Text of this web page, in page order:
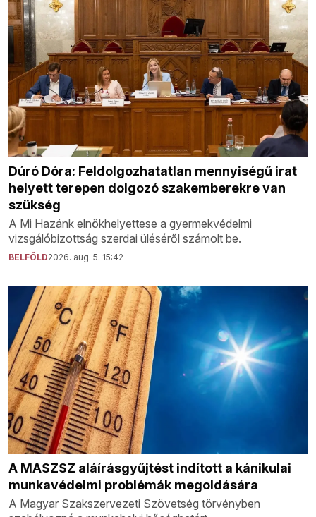
Dúró Dóra: Feldolgozhatatlan mennyiségű irat
helyett terepen dolgozó szakemberekre van
szükség
A Mi Hazánk elnökhelyettese a gyermekvédelmi
vizsgálóbizottság szerdai üléséről számolt be.
BELFÖLD2026. aug. 5. 15:42
A MASZSZ aláírásgyűjtést indított a kánikulai
munkavédelmi problémák megoldására
A Magyar Szakszervezeti Szövetség törvényben